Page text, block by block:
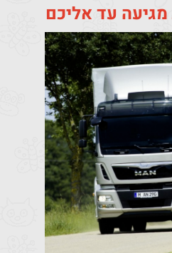
מגיעה עד אליכם